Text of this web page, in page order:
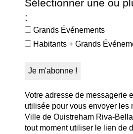
Sélectionner une ou
:
Grands Événements
Habitants + Grands
Votre adresse de messagerie
utilisée pour vous envoyer les
Ville de Ouistreham Riva-
tout moment utiliser le lien de